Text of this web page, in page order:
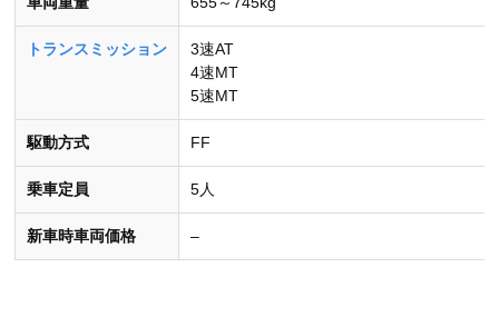
トランスミッション
3速AT
4速MT
5速MT
駆動方式 FF
乗車定員 5人
新車時車両価格 –